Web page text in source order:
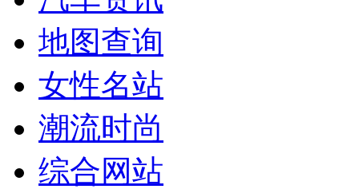
地图查询
女性名站
潮流时尚
综合网站